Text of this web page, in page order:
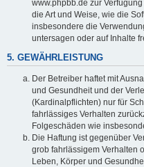
www.phpbb.de zur
die Art und Weise, wie die
insbesondere die
untersagen oder auf Inhalte
5. GEWÄHRLEISTUNG
Der Betreiber haftet mit
und Gesundheit und der
(Kardinalpflichten) nur für
fahrlässiges Verhalten
Folgeschäden wie
Die Haftung ist gegenüber
grob fahrlässigem Verhalten
Leben, Körper und